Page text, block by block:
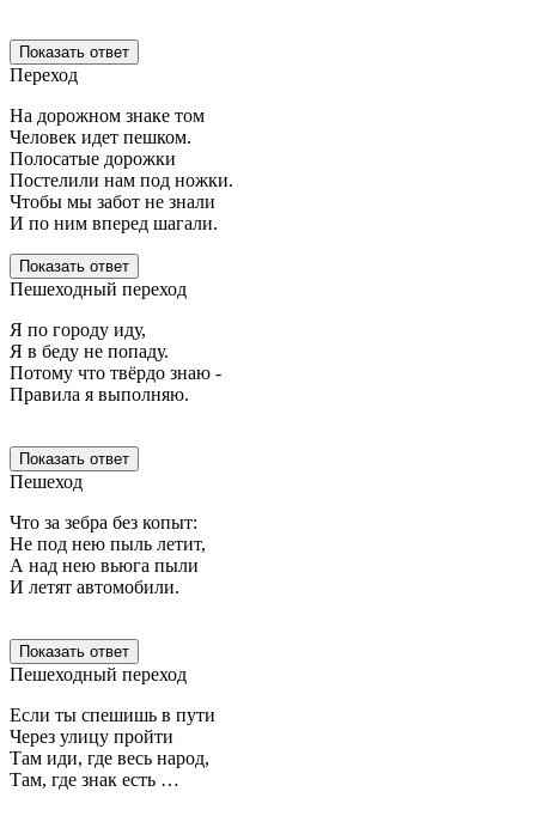
Показать ответ
Переход
На дорожном знаке том
Человек идет пешком.
Полосатые дорожки
Постелили нам под ножки.
Чтобы мы забот не знали
И по ним вперед шагали.
Показать ответ
Пешеходный переход
Я по городу иду,
Я в беду не попаду.
Потому что твёрдо знаю -
Правила я выполняю.
Показать ответ
Пешеход
Что за зебра без копыт:
Не под нею пыль летит,
А над нею вьюга пыли
И летят автомобили.
Показать ответ
Пешеходный переход
Если ты спешишь в пути
Через улицу пройти
Там иди, где весь народ,
Там, где знак есть …